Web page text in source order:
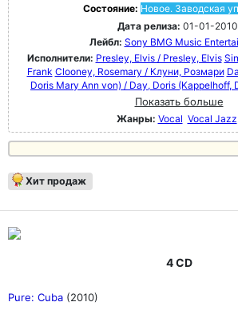
Состояние: Новое. Заводская
Дата релиза: 01-01-2010
Лейбл: Sony BMG Music
Исполнители: Presley, Elvis / Presley, Elvis
Frank Clooney, Rosemary / Клуни, Розмари
Doris Mary Ann von) / Day, Doris (Kappelhoff,
Показать больше
Жанры: Vocal Vocal Jazz
Хит продаж
4 CD
Pure: Cuba (2010)